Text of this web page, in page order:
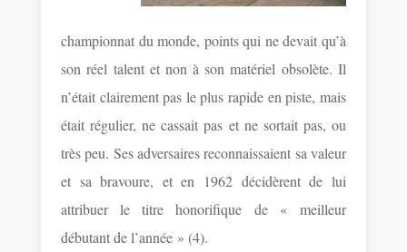
championnat du monde, points qui ne devait qu’à
son réel talent et non à son matériel obsolète. Il
n’était clairement pas le plus rapide en piste, mais
était régulier, ne cassait pas et ne sortait pas, ou
très peu. Ses adversaires reconnaissaient sa valeur
et sa bravoure, et en 1962 décidèrent de lui
attribuer le titre honorifique de « meilleur
débutant de l’année » (4).